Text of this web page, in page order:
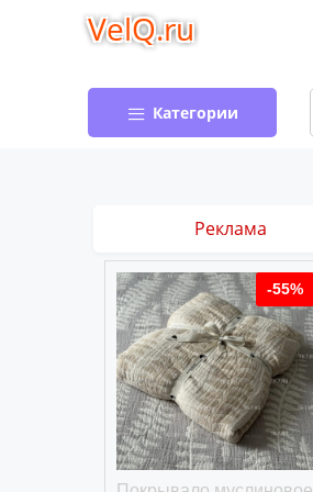
VelQ.ru
Категории
Реклама
-55%